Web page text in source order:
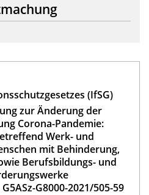
(IfSG)
zur Änderung der
Corona-Pandemie:
Werk- und
mit Behinderung,
Berufsbildungs- und
G8000-2021/505-59